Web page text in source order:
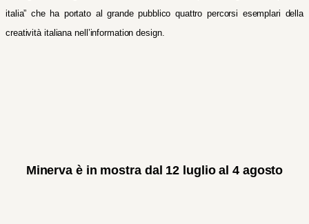
italia” che ha portato al grande pubblico quattro percorsi esemplari della
creatività italiana nell’information design.
Minerva è in mostra dal 12 luglio al 4 agosto